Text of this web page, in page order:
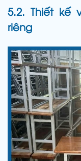
5.2. Thiết kế
riêng